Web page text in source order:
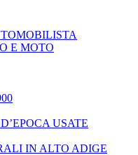
E MOTO
USATE
IN ALTO ADIGE